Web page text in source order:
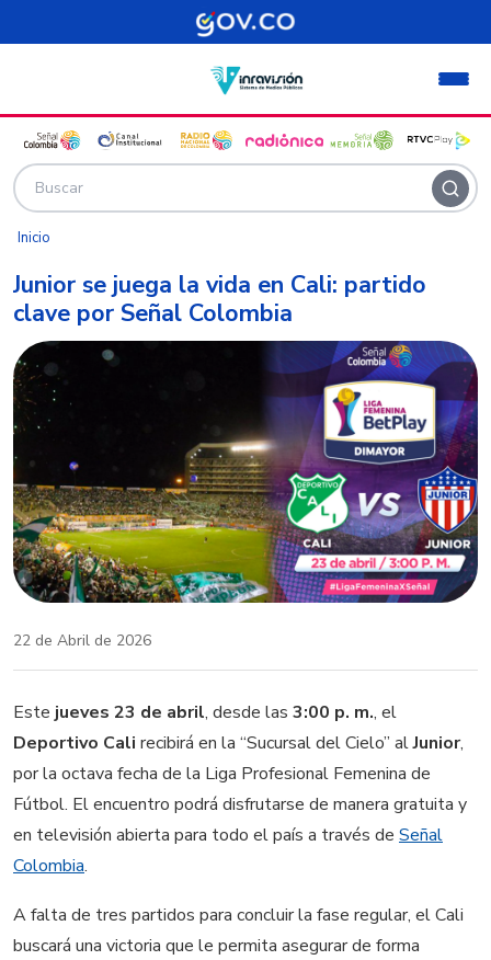
Pasar al contenido principal
Inicio
Junior se juega la vida en Cali: partido
clave por Señal Colombia
22 de Abril de 2026
Este jueves 23 de abril, desde las 3:00 p. m., el
Deportivo Cali recibirá en la “Sucursal del Cielo” alJunior,
por la octava fecha de la Liga Profesional Femenina de
Fútbol. El encuentro podrá disfrutarse de manera gratuita y
en televisión abierta para todo el país a través de Señal
Colombia.
A falta de tres partidos para concluir la fase regular, el Cali
buscará una victoria que le permita asegurar de forma